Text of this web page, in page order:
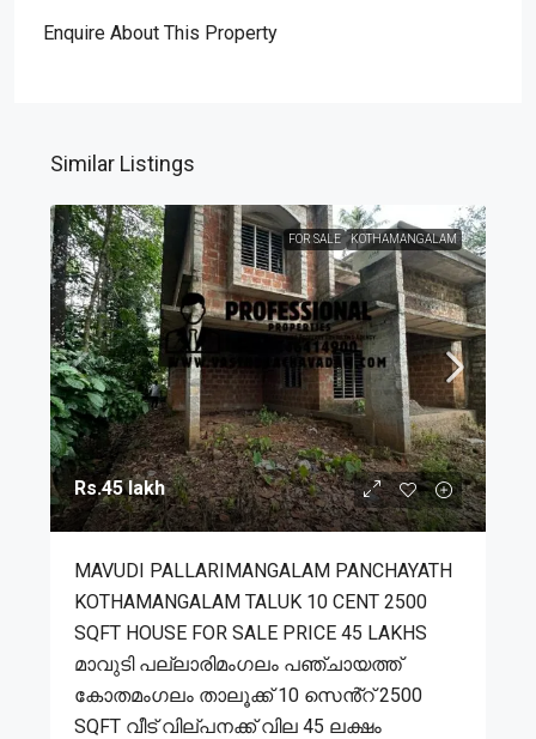
Enquire About This Property
Similar Listings
FOR SALE KOTHAMANGALAM
Rs.45 lakh
MAVUDI PALLARIMANGALAM PANCHAYATH
KOTHAMANGALAM TALUK 10 CENT 2500
SQFT HOUSE FOR SALE PRICE 45 LAKHS
മാവുടി പല്ലാരിമംഗലം പഞ്ചായത്ത്
കോതമംഗലം താലൂക്ക് 10 സെൻ്റ് 2500
SQFT വീട് വില്പനക്ക് വില 45 ലക്ഷം